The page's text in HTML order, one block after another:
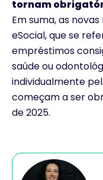
tornam
Em suma, as
eSocial, que se
empréstimos
saúde ou
individualmente
começam a ser
de 2025.